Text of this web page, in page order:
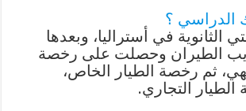
الدراسي ؟
الثانوية في أستراليا، وبعدها
الطيران وحصلت على رخصة
ثم رخصة الطيار الخاص،
التجاري.